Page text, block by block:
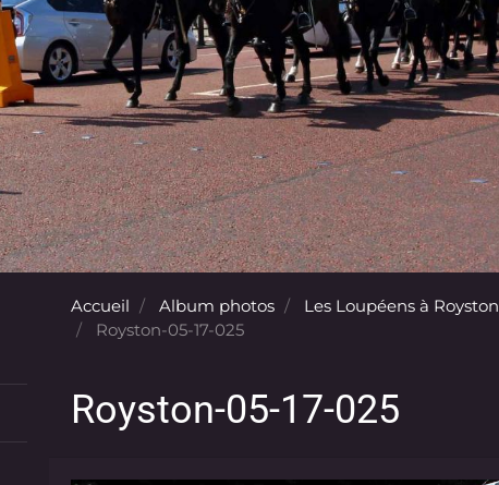
Accueil Album photos Les Loupéens à Royston
Royston-05-17-025
Royston-05-17-025